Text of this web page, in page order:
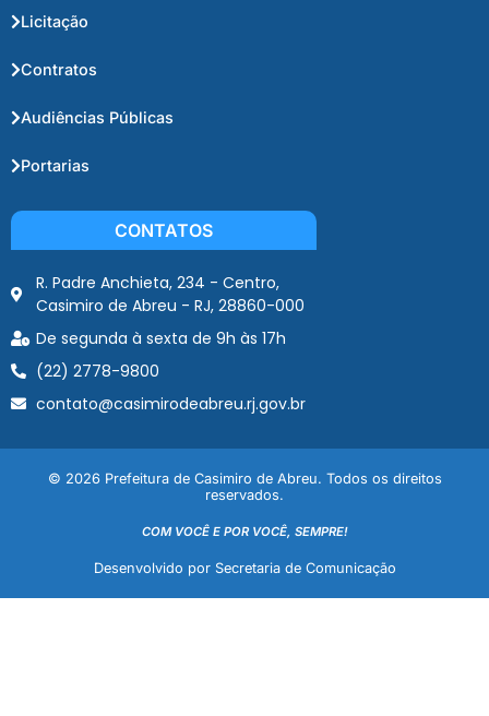
Licitação
Contratos
Audiências Públicas
Portarias
CONTATOS
R. Padre Anchieta, 234 - Centro,
Casimiro de Abreu - RJ, 28860-000
De segunda à sexta de 9h às 17h
(22) 2778-9800
contato@casimirodeabreu.rj.gov.br
© 2026 Prefeitura de Casimiro de Abreu. Todos os direitos
reservados.
COM VOCÊ E POR VOCÊ, SEMPRE!
Desenvolvido por Secretaria de Comunicação